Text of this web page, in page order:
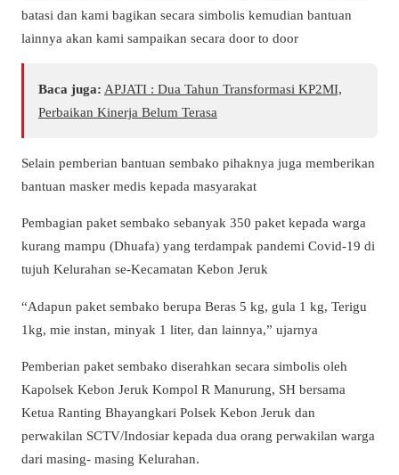
batasi dan kami bagikan secara simbolis kemudian bantuan
lainnya akan kami sampaikan secara door to door
Baca juga: APJATI : Dua Tahun Transformasi KP2MI,
Perbaikan Kinerja Belum Terasa
Selain pemberian bantuan sembako pihaknya juga memberikan
bantuan masker medis kepada masyarakat
Pembagian paket sembako sebanyak 350 paket kepada warga
kurang mampu (Dhuafa) yang terdampak pandemi Covid-19 di
tujuh Kelurahan se-Kecamatan Kebon Jeruk
“Adapun paket sembako berupa Beras 5 kg, gula 1 kg, Terigu
1kg, mie instan, minyak 1 liter, dan lainnya,” ujarnya
Pemberian paket sembako diserahkan secara simbolis oleh
Kapolsek Kebon Jeruk Kompol R Manurung, SH bersama
Ketua Ranting Bhayangkari Polsek Kebon Jeruk dan
perwakilan SCTV/Indosiar kepada dua orang perwakilan warga
dari masing- masing Kelurahan.